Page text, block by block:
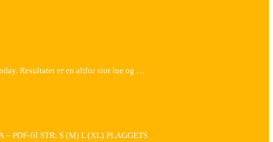
Resultatet er en altfor stor lue og …
– PDF-fil STR: S (M) L (XL) PLAGGETS